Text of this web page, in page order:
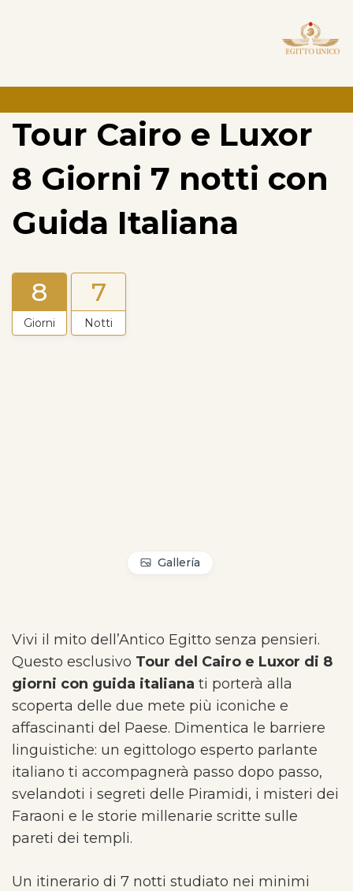
Tour Cairo e Luxor
8 Giorni 7 notti con
Guida Italiana
8
Giorni
7
Notti
Gallería
Vivi il mito dell’Antico Egitto senza pensieri.
Questo esclusivo Tour del Cairo e Luxor di 8
giorni con guida italiana ti porterà alla
scoperta delle due mete più iconiche e
affascinanti del Paese. Dimentica le barriere
linguistiche: un egittologo esperto parlante
italiano ti accompagnerà passo dopo passo,
svelandoti i segreti delle Piramidi, i misteri dei
Faraoni e le storie millenarie scritte sulle
pareti dei templi.
Un itinerario di 7 notti studiato nei minimi